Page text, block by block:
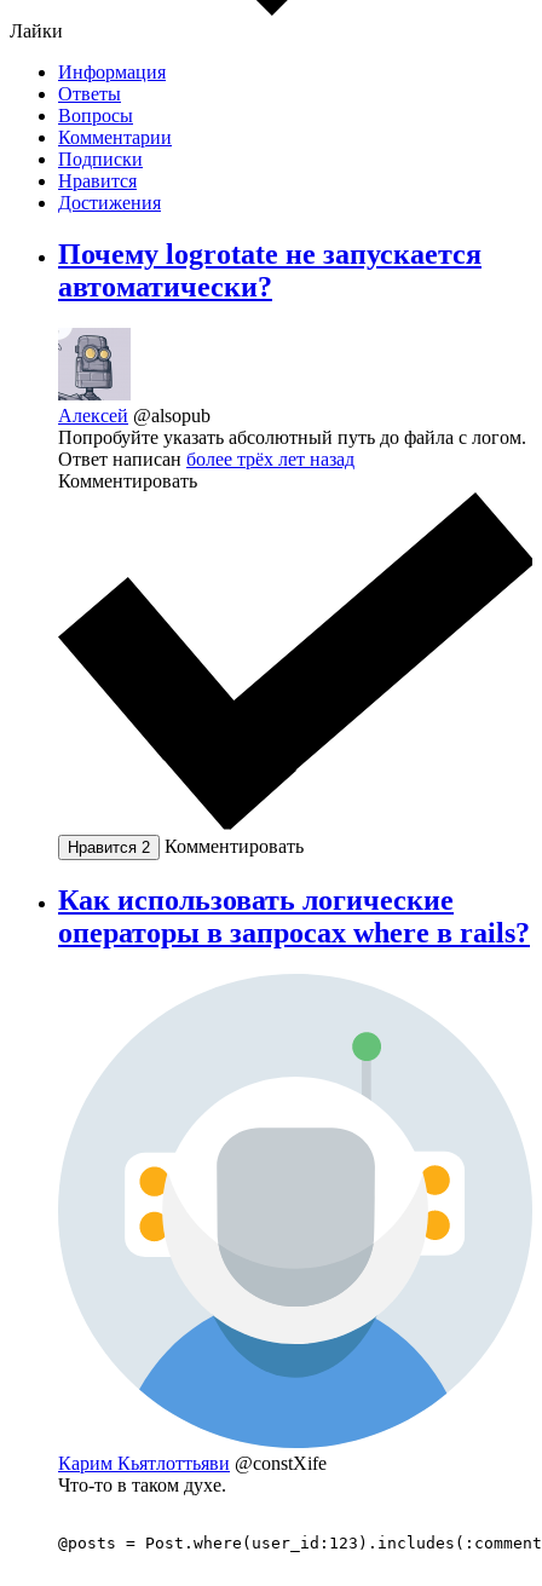
Лайки
Информация
Ответы
Вопросы
Комментарии
Подписки
Нравится
Достижения
Почему logrotate не запускается
автоматически?
Алексей @alsopub
Попробуйте указать абсолютный путь до файла с логом.
Ответ написан более трёх лет назад
Комментировать
Нравится 2 Комментировать
Как использовать логические
операторы в запросах where в rails?
Карим Кьятлоттьяви @constXife
Что-то в таком духе.
@posts =